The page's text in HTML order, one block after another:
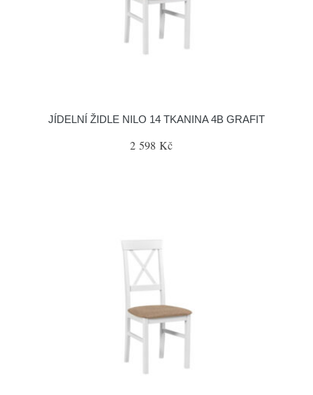
JÍDELNÍ ŽIDLE NILO 14 TKANINA 4B GRAFIT
2 598 Kč